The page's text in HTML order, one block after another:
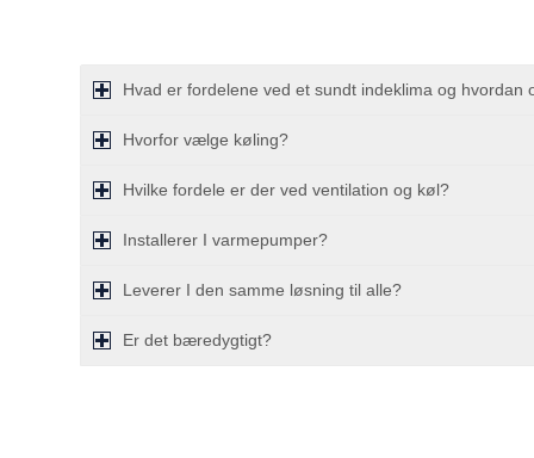
Hvad er fordelene ved et sundt indeklima og hvordan
Hvorfor vælge køling?
Hvilke fordele er der ved ventilation og køl?
Installerer I varmepumper?
Leverer I den samme løsning til alle?
Er det bæredygtigt?